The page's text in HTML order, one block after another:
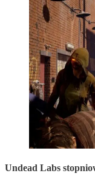
Undead Labs